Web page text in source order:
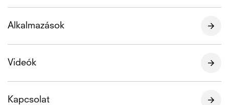
Alkalmazások
Videók
Kapcsolat